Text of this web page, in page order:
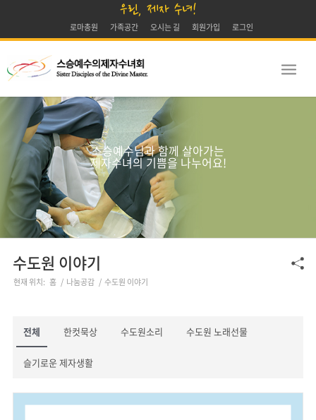
우린, 제자 수녀!
로마총원 가족공간 오시는 길 회원가입 로그인
수도원 이야기
현재 위치: 홈 / 나눔공감 / 수도원 이야기
스승예수님과 함께 살아가는
제자수녀의 기쁨을 나누어요!
전체 한컷묵상 수도원소리 수도원 노래선물
슬기로운 제자생활